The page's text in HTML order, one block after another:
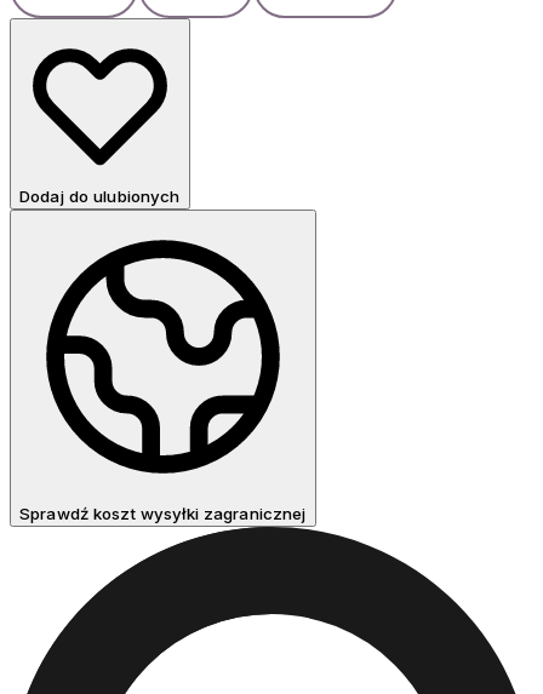
Dodaj do ulubionych
Sprawdź koszt wysyłki zagranicznej